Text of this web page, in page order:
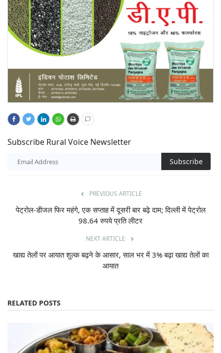
Subscribe Rural Voice Newsletter
Subscribe
PREVIOUS ARTICLE
पेट्रोल-डीजल फिर महंगे, एक सप्ताह में दूसरी बार बढ़े दाम; दिल्ली में पेट्रोल
98.64 रुपये प्रति लीटर
NEXT ARTICLE
खाद्य तेलों पर आयात शुल्क बढ़ने के आसार, साल भर में 3% बढ़ा खाद्य तेलों का
आयात
RELATED POSTS